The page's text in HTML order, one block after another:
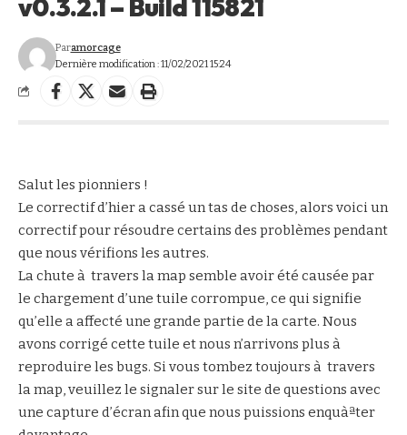
v0.3.2.1 – Build 115821
Dernière modification : 11/02/2021 15:24
Paramorcage
Salut les pionniers !
Le correctif d’hier a cassé un tas de choses, alors voici un
correctif pour résoudre certains des problèmes pendant
que nous vérifions les autres.
La chute à travers la map semble avoir été causée par
le chargement d’une tuile corrompue, ce qui signifie
qu’elle a affecté une grande partie de la carte. Nous
avons corrigé cette tuile et nous n’arrivons plus à
reproduire les bugs. Si vous tombez toujours à travers
la map, veuillez le signaler sur le site de questions avec
une capture d’écran afin que nous puissions enquàªter